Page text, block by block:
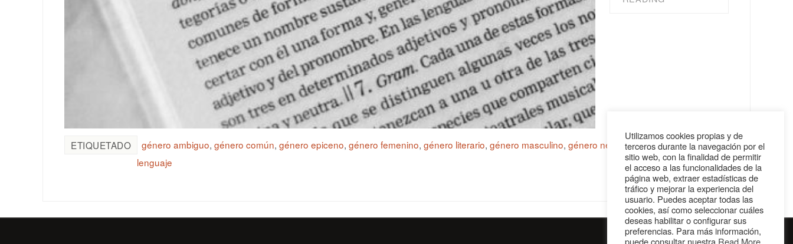
ETIQUETADO género ambiguo, género común, género epiceno, género femenino, género literario, género masculino, género neutro,lengua española,
lenguaje
Utilizamos cookies propias y de
terceros durante la navegación por el
sitio web, con la finalidad de permitir
el acceso a las funcionalidades de la
página web, extraer estadísticas de
tráfico y mejorar la experiencia del
usuario. Puedes aceptar todas las
cookies, así como seleccionar cuáles
deseas habilitar o configurar sus
preferencias. Para más información,
puede consultar nuestra Read More